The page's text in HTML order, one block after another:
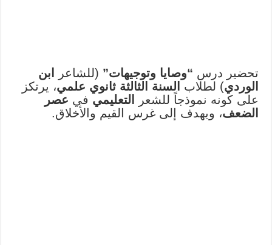
تحضير درس “وصايا وتوجيهات” (للشاعر
ابن
الوردي) لطلاب السنة الثالثة ثانوي علمي، يرتكز
على كونه نموذجاً للشعر
التعليمي في عصر
الضعف، ويهدف إلى غرس القيم والأخلاق.